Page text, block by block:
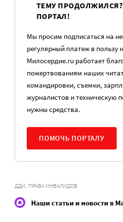
ТЕМУ
ПОРТАЛ!
Мы просим подписаться на
регулярный платеж в пользу
Милосердие.ru работает
пожертвованиям наших
командировки, съемки,
журналистов и техническую
нужны средства.
ПОМОЧЬ ПОРТАЛУ
ДДИ, ПРАВА ИНВАЛИДОВ
Наши статьи и новости в